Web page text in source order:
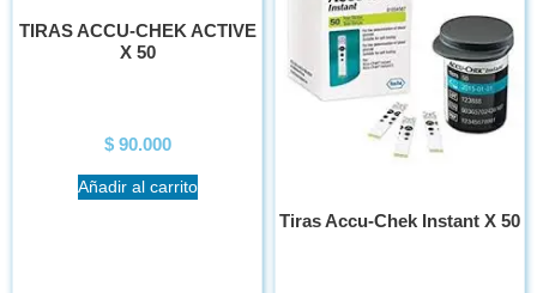
TIRAS ACCU-CHEK ACTIVE
X 50
$90.000
Añadir al carrito
Tiras Accu-Chek Instant X 50